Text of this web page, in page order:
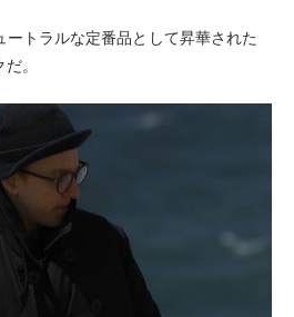
ートラルな定番品として昇華された
。